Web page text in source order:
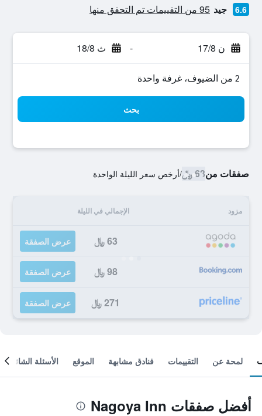
6.6 جيد 95 من التقييمات تم التحقق منها
ن 17/8 - ث 18/8
2 من الضيوف، غرفة واحدة
بحث
صفقات من63 ﷼ /أرخص سعر الليلة الواحدة
مزود الإجمالي في الليلة
63 ﷼ عرض الصفقة
98 ﷼ عرض الصفقة
271 ﷼ عرض الصفقة
لمحة عن التقييمات فنادق مشابهة الموقع الأسئلة الشائعة
أفضل صفقات Nagoya Inn